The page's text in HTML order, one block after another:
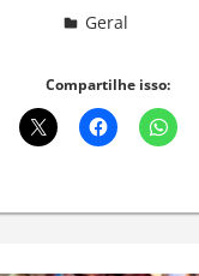
Geral
Compartilhe isso: